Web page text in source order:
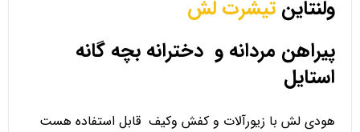
ولنتاین تیشرت لش
پیراهن مردانه و دخترانه بچه گانه
استایل
هودی لش با زیورآلات و کفش وکیف قابل استفاده هست